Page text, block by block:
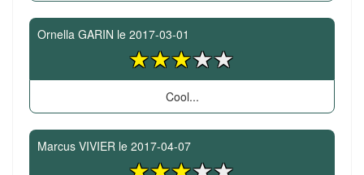
Ornella GARIN le 2017-03-01
Cool...
Marcus VIVIER le 2017-04-07